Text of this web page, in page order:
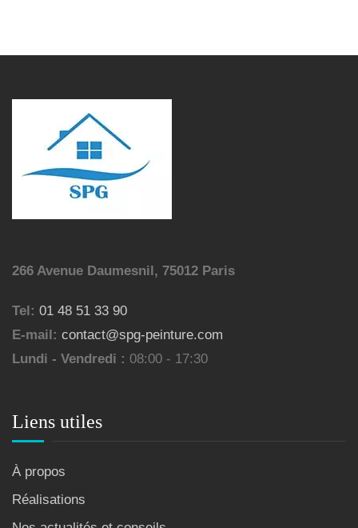
266 Avenue Daumesnil, 75012 Paris
Tel: 01 48 51 33 90
E-mail: contact@spg-peinture.com
Lundi - Vendredi : 08:00 - 17:30
Liens utiles
À propos
Réalisations